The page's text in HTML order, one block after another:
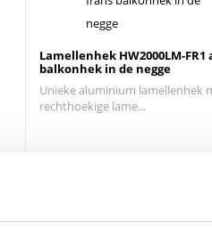
Lamellenhek HW2000LM-FR1
balkonhek in de negge
Unieke aluminium lamellenhek
rechthoekige lame...